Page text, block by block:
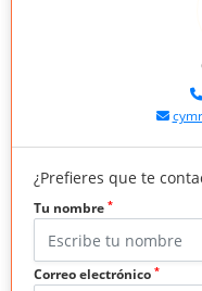
¿Prefieres que te
Tu nombre *
Correo electrónico *